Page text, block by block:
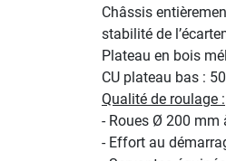
Châssis
stabilité de
Plateau en bois
CU plateau bas :
Qualité de roulage :
- Roues Ø 200 mm
- Effort au